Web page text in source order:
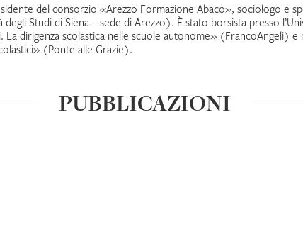
del consorzio «Arezzo Formazione Abaco», sociologo e
Studi di Siena – sede di Arezzo). È stato borsista presso
dirigenza scolastica nelle scuole autonome» (FrancoAngeli) e
(Ponte alle Grazie).
PUBBLICAZIONI